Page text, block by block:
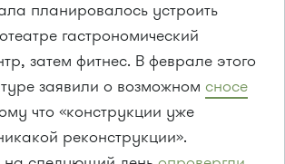
планировалось устроить
гастрономический
затем фитнес. В феврале этого
заявили о возможном сносе
что «конструкции уже
реконструкции».